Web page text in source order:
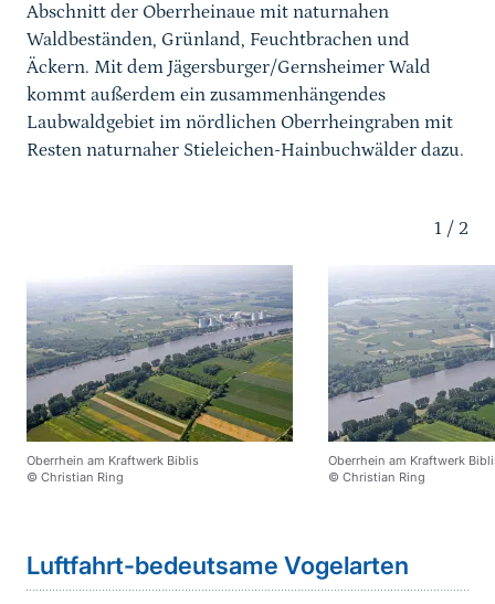
Abschnitt der Oberrheinaue mit naturnahen
Waldbeständen, Grünland, Feuchtbrachen und
Äckern. Mit dem Jägersburger/Gernsheimer Wald
kommt außerdem ein zusammenhängendes
Laubwaldgebiet im nördlichen Oberrheingraben mit
Resten naturnaher Stieleichen-Hainbuchwälder dazu.
1 / 2
Oberrhein am Kraftwerk Biblis
© Christian Ring
Oberrhein am Kraftwerk
© Christian Ring
Luftfahrt-bedeutsame Vogelarten